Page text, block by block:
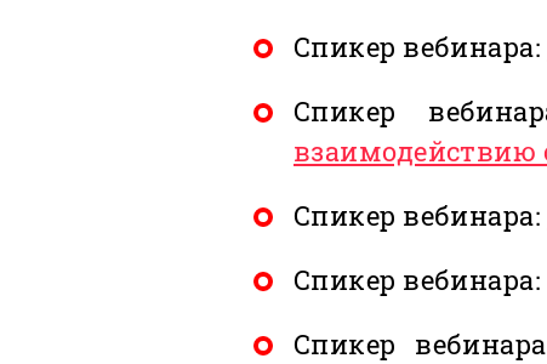
Спикер вебинара:
Спикер
Спикер вебинара:
Спикер вебинара:
Спикер